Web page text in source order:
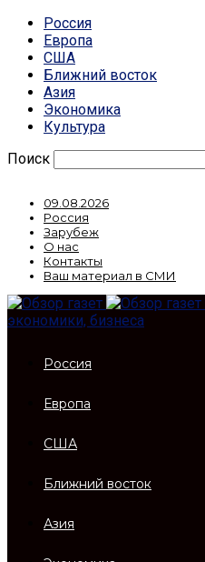
Россия
Европа
США
Ближний восток
Азия
Экономика
Культура
Поиск
09.08.2026
Россия
Зарубеж
О нас
Контакты
Ваш материал в СМИ
экономики, бизнеса
Россия
Европа
США
Ближний восток
Азия